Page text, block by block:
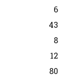
6
43
8
12
80